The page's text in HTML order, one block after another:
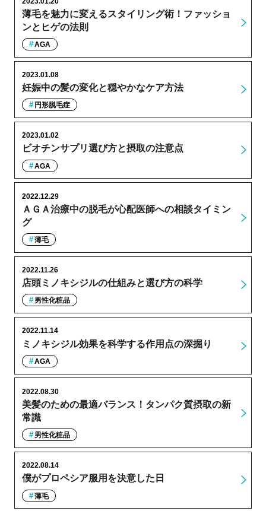
薄毛を魅力に変えるスタイリング術！ファッショ
ンとヒゲの法則
AGA
妊娠中の髪の変化と穏やかなケア方法
2023.01.08
円形脱毛症
ビオチンサプリ選び方と摂取の注意点
2023.01.02
AGA
ＡＧＡ治療中の脱毛が心配医師への相談タイミン
グ
2022.12.29
薄毛
店頭ミノキシジルの仕組みと選び方の科学
2022.11.26
男性化粧品
ミノキシジル効果を科学する作用点の深掘り
2022.11.14
AGA
美髪のための最適バランス！タンパク質摂取の新
常識
2022.08.30
男性化粧品
僕がプロペシア服用を決意した日
2022.08.14
薄毛